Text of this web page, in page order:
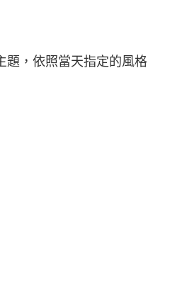
題，依照當天指定的風格